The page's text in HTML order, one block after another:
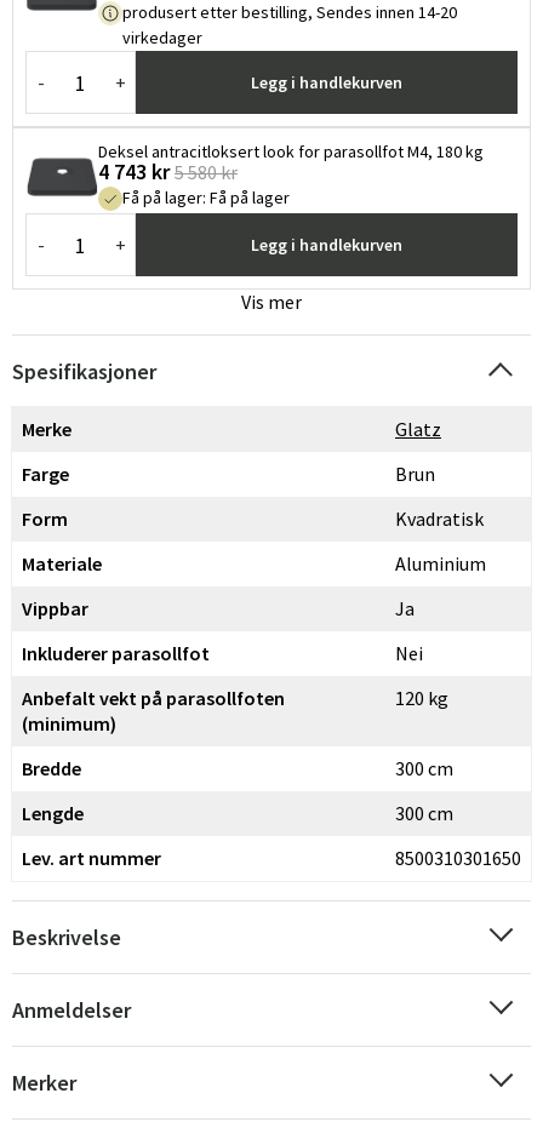
produsert etter bestilling, Sendes innen 14-20
virkedager
- + Legg i handlekurven
Deksel antracitloksert look for parasollfot M4, 180 kg
4 743 kr 5 580 kr
Få på lager: Få på lager
- + Legg i handlekurven
Vis mer
Spesifikasjoner
Merke
Glatz
Farge
Brun
Form
Kvadratisk
Materiale
Aluminium
Vippbar
Ja
Inkluderer parasollfot
Nei
Anbefalt vekt på parasollfoten
(minimum)
120 kg
Bredde
300 cm
Lengde
300 cm
Lev. art nummer
8500310301650
Beskrivelse
Anmeldelser
Merker